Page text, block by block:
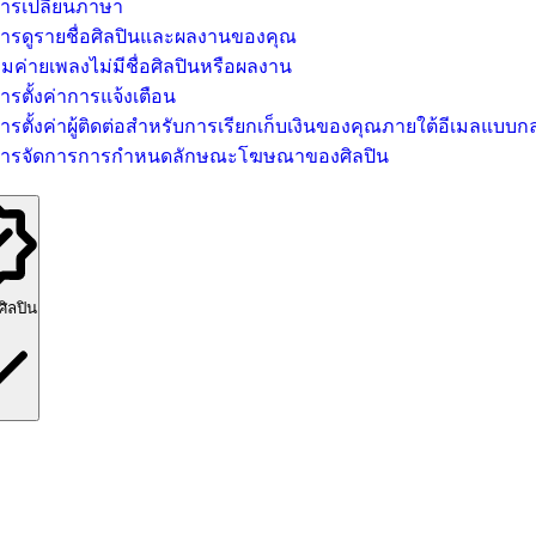
รเปลี่ยนภาษา
รดูรายชื่อศิลปินและผลงานของคุณ
ค่ายเพลงไม่มีชื่อศิลปินหรือผลงาน
รตั้งค่าการแจ้งเตือน
รตั้งค่าผู้ติดต่อสำหรับการเรียกเก็บเงินของคุณภายใต้อีเมลแบบก
รจัดการการกำหนดลักษณะโฆษณาของศิลปิน
ลปิน